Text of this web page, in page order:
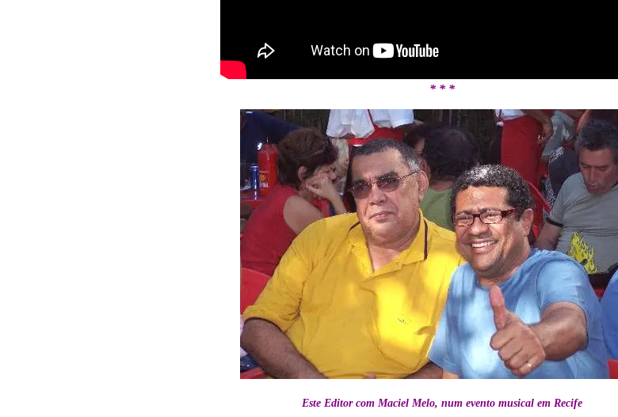
* * *
Este Editor com Maciel Melo, num evento musical em Recife